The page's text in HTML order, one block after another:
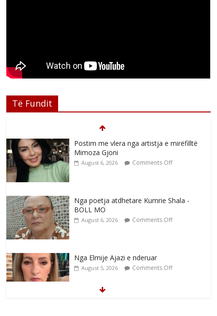
Të Fundit
Postim me vlera nga artistja e mirëfilltë
Mimoza Gjoni
August 6, 2026 Comments Off
Nga poetja atdhetare Kumrie Shala -
BOLL MO
August 6, 2026 Comments Off
Nga Elmije Ajazi e nderuar
August 5, 2026 Comments Off